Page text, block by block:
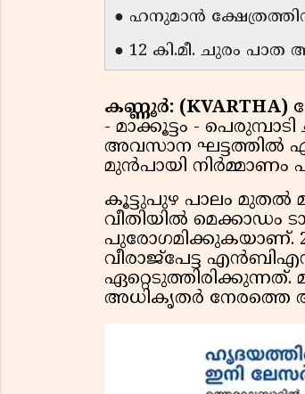
● ഹനുമാൻ
● 12 കി.മീ. ചുരം പാത
കണ്ണൂർ: (KVARTHA)
- മാക്കൂട്ടം -
അവസാന ഘട്ടത്തിൽ
മുൻപായി
കൂട്ടുപുഴ പാലം മുതൽ
വീതിയിൽ മെക്കാഡം
പുരോഗമിക്കുകയാണ്.
വീരാജ്പേട്ട
അധികൃതർ നേരത്തെ